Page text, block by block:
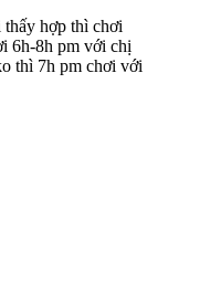
hợp thì chơi
6h-8h pm với chị
thì 7h pm chơi với